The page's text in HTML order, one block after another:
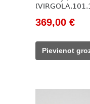
Original
was:
647,00 €.
369,00 €
Pievienot